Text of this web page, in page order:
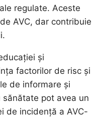
regulate. Aceste
AVC, dar contribuie
și
factorilor de risc și
de informare și
pot avea un
de incidență a AVC-